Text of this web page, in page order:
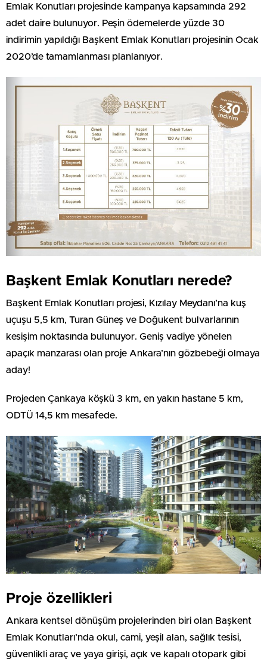
Emlak Konutları projesinde kampanya kapsamında 292
adet daire bulunuyor. Peşin ödemelerde yüzde 30
indirimin yapıldığı Başkent Emlak Konutları projesinin Ocak
2020’de tamamlanması planlanıyor.
Başkent Emlak Konutları nerede?
Başkent Emlak Konutları projesi, Kızılay Meydanı’na kuş
uçuşu 5,5 km, Turan Güneş ve Doğukent bulvarlarının
kesişim noktasında bulunuyor. Geniş vadiye yönelen
apaçık manzarası olan proje Ankara’nın gözbebeği olmaya
aday!
Projeden Çankaya köşkü 3 km, en yakın hastane 5 km,
ODTÜ 14,5 km mesafede.
Proje özellikleri
Ankara kentsel dönüşüm projelerinden biri olan Başkent
Emlak Konutları’nda okul, cami, yeşil alan, sağlık tesisi,
güvenlikli araç ve yaya girişi, açık ve kapalı otopark gibi